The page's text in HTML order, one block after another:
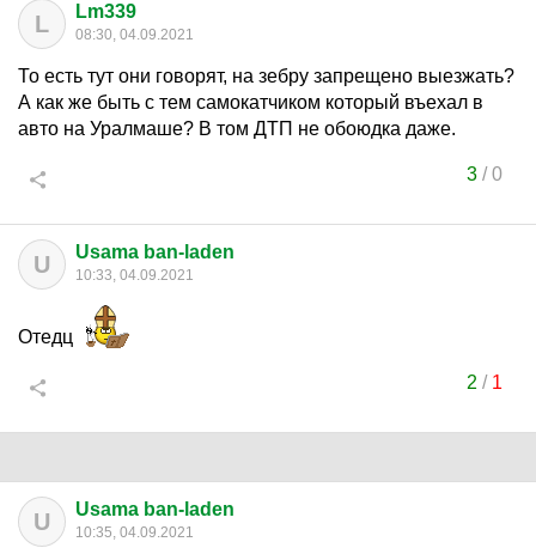
L Lm339
08:30, 04.09.2021
То есть тут они говорят, на зебру запрещено выезжать?
А как же быть с тем самокатчиком который въехал в
авто на Уралмаше? В том ДТП не обоюдка даже.
3/0
U Usama ban-laden
10:33, 04.09.2021
Отедц
2 / 1
U Usama ban-laden
10:35, 04.09.2021